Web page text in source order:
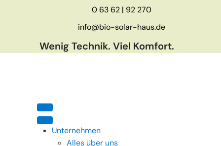
0 63 62 | 92 270
info@bio-solar-haus.de
Wenig Technik. Viel Komfort.
Unternehmen
Alles über uns